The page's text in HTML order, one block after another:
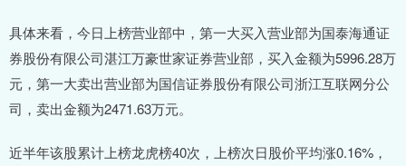
具体来看，今日上榜营业部中，第一大买入营业部为国泰海通证
券股份有限公司湛江万豪世家证券营业部，买入金额为5996.28万
元，第一大卖出营业部为国信证券股份有限公司浙江互联网分公
司，卖出金额为2471.63万元。
近半年该股累计上榜龙虎榜40次，上榜次日股价平均涨0.16%，